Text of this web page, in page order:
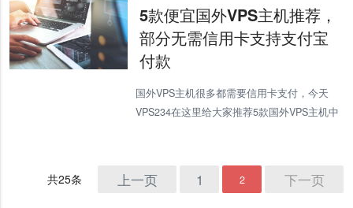
5款便宜国外VPS主机推荐，
部分无需信用卡支持支付宝
付款
国外VPS主机很多都需要信用卡支付，今天
VPS234在这里给大家推荐5款国外VPS主机中
上一页 1 2 下一页
共25条